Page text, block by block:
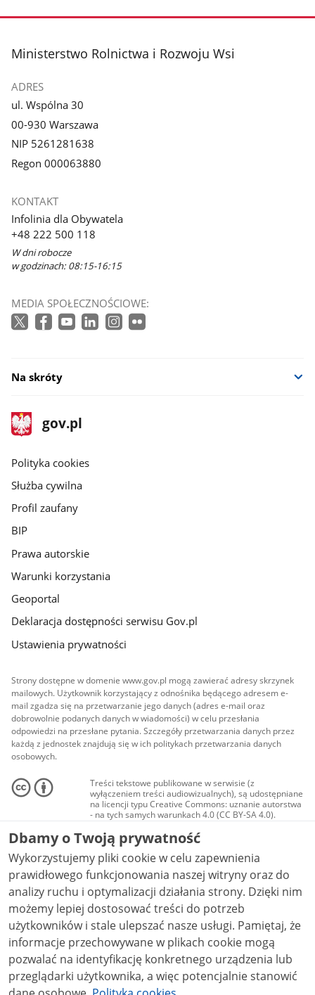
stopka
Ministerstwo Rolnictwa i Rozwoju Wsi
ADRES
ul. Wspólna 30
00-930 Warszawa
NIP 5261281638
Regon 000063880
KONTAKT
Infolinia dla Obywatela
+48 222 500 118
W dni robocze
w godzinach: 08:15-16:15
MEDIA SPOŁECZNOŚCIOWE:
Na skróty
stopka
gov.pl
Strona
gov.pl
gov.pl
Polityka cookies
Służba cywilna
Profil zaufany
BIP
Prawa autorskie
Warunki korzystania
Geoportal
Deklaracja dostępności serwisu Gov.pl
Ustawienia prywatności
Strony dostępne w domenie www.gov.pl mogą zawierać adresy skrzynek
mailowych. Użytkownik korzystający z odnośnika będącego adresem e-
mail zgadza się na przetwarzanie jego danych (adres e-mail oraz
dobrowolnie podanych danych w wiadomości) w celu przesłania
odpowiedzi na przesłane pytania. Szczegóły przetwarzania danych przez
każdą z jednostek znajdują się w ich politykach przetwarzania danych
osobowych.
Treści tekstowe publikowane w serwisie (z
wyłączeniem treści audiowizualnych), są udostępniane
na licencji typu Creative Commons: uznanie autorstwa
- na tych samych warunkach 4.0 (CC BY-SA 4.0).
Materiały audiowizualne, w tym zdjęcia, materiały
audio i wideo, są udostępniane na licencji typu
Creative Commons: uznanie autorstwa użycie
niekomercyjne - bez utworów zależnych 4.0 (CC BY-
NC-ND 4.0), o ile nie jest to stwierdzone inaczej.
Dbamy o Twoją prywatność
Wykorzystujemy pliki cookie w celu zapewnienia
prawidłowego funkcjonowania naszej witryny oraz do
analizy ruchu i optymalizacji działania strony. Dzięki nim
możemy lepiej dostosować treści do potrzeb
użytkowników i stale ulepszać nasze usługi. Pamiętaj, że
informacje przechowywane w plikach cookie mogą
pozwalać na identyfikację konkretnego urządzenia lub
przeglądarki użytkownika, a więc potencjalnie stanowić